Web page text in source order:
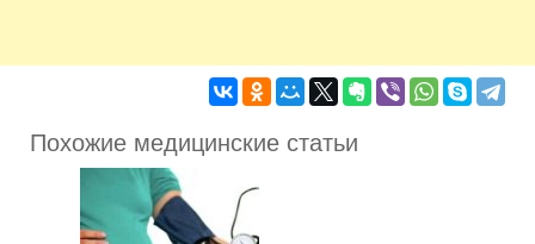
Похожие медицинские статьи